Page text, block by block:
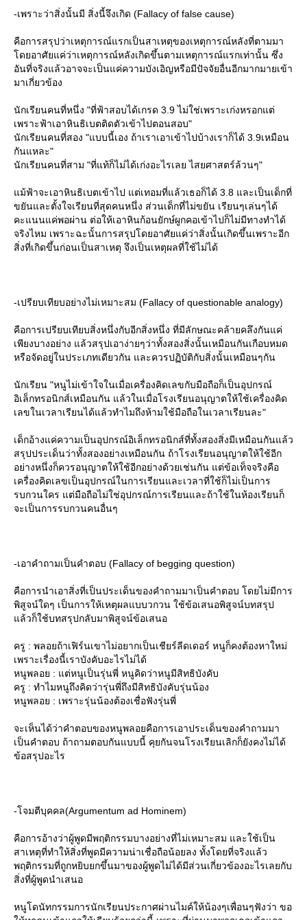
-เพราะว่าสิ่งนั้นมี สิ่งนี้จึงเกิด (Fallacy of false cause)
คือการสรุปว่าเหตุการณ์แรกเป็นสาเหตุของเหตุการณ์หลังที่ตามมา
ดยอาศัยแค่ว่าเหตุการณ์หลังเกิดขึ้นตามเหตุการณ์แรกเท่านั้น ซึ่ง
อันที่จริงแล้วอาจจะเป็นแค่ความบังเอิญหรือมีปัจจัยอื่นอีกมากมายเข้า
มาเกี่ยวข้อง
นักเรียนคนที่หนึ่ง "ที่ฟ้าสอบได้เกรด 3.9 ไม่ใช่เพราะเก่งหรอกแต่
เพราะฟ้าเอาหินธิเบตติดตัวเข้าไปตอนสอบ"
นักเรียนคนที่สอง "แบบนี้เอง ถ้าเราเอาเข้าไปบ้างเราก็ได้ 3.9เหมือน
กันแหละ"
นักเรียนคนที่สาม "ที่แท้ก็ไม่ได้เก่งอะไรเลย ไสยศาสตร์ล้วนๆ"
ม้ฟ้าจะเอาหินธิเบตเข้าไป แต่เทอมที่แล้วเธอก็ได้ 3.8 และเป็นเด็กที่
ขยันและตั้งใจเรียนที่สุดคนหนึ่ง ส่วนเด็กที่ไม่ขยัน เรียนๆเล่นๆได้
คะแนนแค่พอผ่าน ต่อให้เอาหินก้อนยักษ์ผูกคอเข้าไปก็ไม่มีทางทำได้
จริงไหม เพราะฉะนั้นการสรุปโดยอาศัยแค่ว่าสิ่งนั้นเกิดขึ้นเพราะอีก
สิ่งที่เกิดขึ้นก่อนเป็นสาเหตุ จึงเป็นเหตุผลที่ใช้ไม่ได้
-เปรียบเทียบอย่างไม่เหมาะสม (Fallacy of questionable analogy)
คือการเปรียบเทียบสิ่งหนึ่งกับอีกสิ่งหนึ่ง ที่มีลักษณะคล้ายคลึงกันแค่
เพียงบางอย่าง แล้วสรุปเอาง่ายๆว่าทั้งสองสิ่งนั้นเหมือนกันเกือบหมด
หรือจัดอยู่ในประเภทเดียวกัน และควรปฏิบัติกับสิ่งนั้นเหมือนๆกัน
นักเรียน "หนูไม่เข้าใจในเมื่อเครื่องคิดเลขกับมือถือก็เป็นอุปกรณ์
อิเล็กทรอนิกส์เหมือนกัน แล้วในเมื่อโรงเรียนอนุญาตให้ใช้เครื่องคิด
เลขในเวลาเรียนได้แล้วทำไมถึงห้ามใช้มือถือในเวลาเรียนละ"
เด็กอ้างแค่ความเป็นอุปกรณ์อิเล็กทรอนิกส์ที่ทั้งสองสิ่งมีเหมือนกันแล้ว
สรุปประเด็นว่าทั้งสองอย่างเหมือนกัน ถ้าโรงเรียนอนุญาตให้ใช้อีก
อย่างหนึ่งก็ควรอนุญาตให้ใช้อีกอย่างด้วยเช่นกัน แต่ข้อเท็จจริงคือ
เครื่องคิดเลขเป็นอุปกรณ์ในการเรียนและเวลาที่ใช้ก็ไม่เป็นการ
รบกวนใคร แต่มือถือไม่ใช่อุปกรณ์การเรียนและถ้าใช้ในห้องเรียนก็
จะเป็นการรบกวนคนอื่นๆ
-เอาคำถามเป็นคำตอบ (Fallacy of begging question)
คือการนำเอาสิ่งที่เป็นประเด็นของคำถามมาเป็นคำตอบ โดยไม่มีการ
พิสูจน์ใดๆ เป็นการให้เหตุผลแบบวกวน ใช้ข้อเสนอพิสูจน์บทสรุป
ล้วก็ใช้บทสรุปกลับมาพิสูจน์ข้อเสนอ
ครู : พลอยถ้าเฟิร์นเขาไม่อยากเป็นเชียร์ลีดเดอร์ หนูก็คงต้องหาใหม่
เพราะเรื่องนี้เราบังคับอะไรไม่ได้
หนูพลอย : แต่หนูเป็นรุ่นพี่ หนูคิดว่าหนูมีสิทธิบังคับ
ครู : ทำไมหนูถึงคิดว่ารุ่นพี่ถึงมีสิทธิบังคับรุ่นน้อง
หนูพลอย : เพราะรุ่นน้องต้องเชื่อฟังรุ่นพี่
จะเห็นได้ว่าคำตอบของหนูพลอยคือการเอาประเด็นของคำถามมา
เป็นคำตอบ ถ้าถามตอบกันแบบนี้ คุยกันจนโรงเรียนเลิกก็ยังคงไม่ได้
ข้อสรุปอะไร
-โจมตีบุคคล(Argumentum ad Hominem)
คือการอ้างว่าผู้พูดมีพฤติกรรมบางอย่างที่ไม่เหมาะสม และใช้เป็น
สาเหตุที่ทำให้สิ่งที่พูดมีความน่าเชื่อถือน้อยลง ทั้งโดยที่จริงแล้ว
พฤติกรรมที่ถูกหยิบยกขึ้นมาของผู้พูดไม่ได้มีส่วนเกี่ยวข้องอะไรเลยกับ
สิ่งที่ผู้พูดนำเสนอ
หนูโดนัทกรรมการนักเรียนประกาศผ่านไมค์ให้น้องๆเพื่อนๆฟังว่า ขอ